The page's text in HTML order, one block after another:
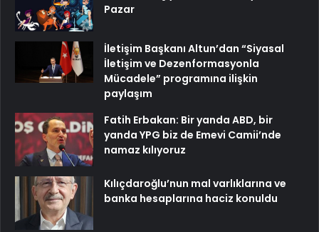
Pazar
İletişim Başkanı Altun’dan “Siyasal
İletişim ve Dezenformasyonla
Mücadele” programına ilişkin
paylaşım
Fatih Erbakan: Bir yanda ABD, bir
yanda YPG biz de Emevi Camii’nde
namaz kılıyoruz
Kılıçdaroğlu’nun mal varlıklarına ve
banka hesaplarına haciz konuldu